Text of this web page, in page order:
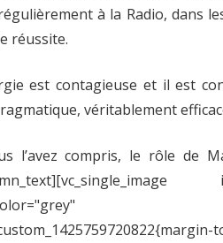
à la Radio, dans
réussite.
est contagieuse et il est
véritablement
l’avez compris, le rôle de